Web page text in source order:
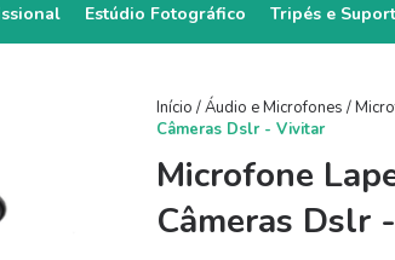
Estúdio Fotográfico Tripés e
Início /Áudio e Microfones /
Câmeras Dslr - Vivitar
Microfone
Câmeras Dslr